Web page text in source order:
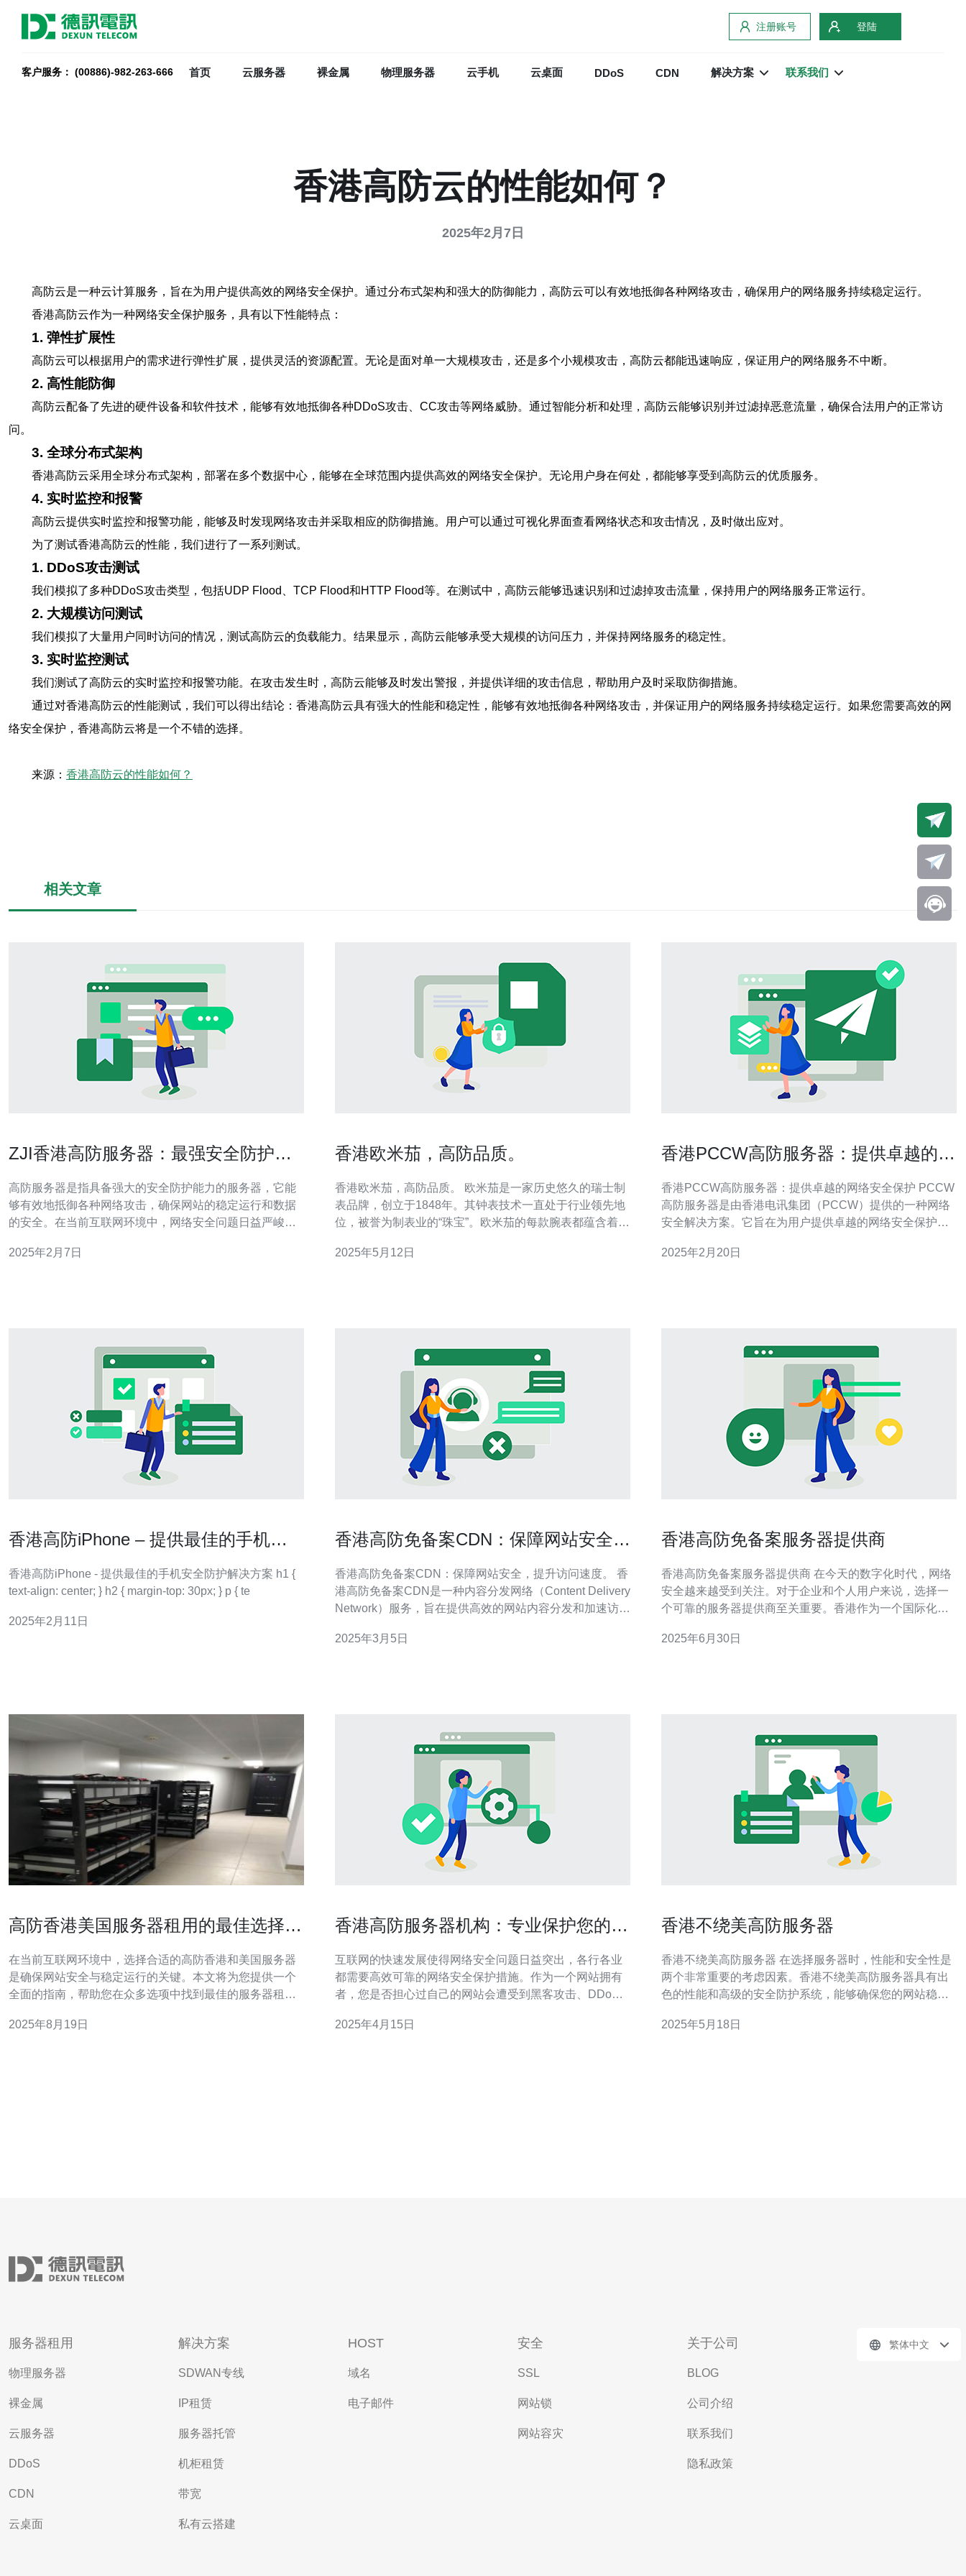
注册账号 登陆
客户服务： (00886)-982-263-666 首页 云服务器 裸金属 物理服务器 云手机 云桌面 DDoS CDN 解决方案 联系我们
香港高防云的性能如何？
2025年2月7日
高防云是一种云计算服务，旨在为用户提供高效的网络安全保护。通过分布式架构和强大的防御能力，高防云可以有效地抵御各种网络攻击，确保用户的网络服务持续稳定运行。
香港高防云作为一种网络安全保护服务，具有以下性能特点：
1. 弹性扩展性
高防云可以根据用户的需求进行弹性扩展，提供灵活的资源配置。无论是面对单一大规模攻击，还是多个小规模攻击，高防云都能迅速响应，保证用户的网络服务不中断。
2. 高性能防御
高防云配备了先进的硬件设备和软件技术，能够有效地抵御各种DDoS攻击、CC攻击等网络威胁。通过智能分析和处理，高防云能够识别并过滤掉恶意流量，确保合法用户的正常访
问。
3. 全球分布式架构
香港高防云采用全球分布式架构，部署在多个数据中心，能够在全球范围内提供高效的网络安全保护。无论用户身在何处，都能够享受到高防云的优质服务。
4. 实时监控和报警
高防云提供实时监控和报警功能，能够及时发现网络攻击并采取相应的防御措施。用户可以通过可视化界面查看网络状态和攻击情况，及时做出应对。
为了测试香港高防云的性能，我们进行了一系列测试。
1. DDoS攻击测试
我们模拟了多种DDoS攻击类型，包括UDP Flood、TCP Flood和HTTP Flood等。在测试中，高防云能够迅速识别和过滤掉攻击流量，保持用户的网络服务正常运行。
2. 大规模访问测试
我们模拟了大量用户同时访问的情况，测试高防云的负载能力。结果显示，高防云能够承受大规模的访问压力，并保持网络服务的稳定性。
3. 实时监控测试
我们测试了高防云的实时监控和报警功能。在攻击发生时，高防云能够及时发出警报，并提供详细的攻击信息，帮助用户及时采取防御措施。
通过对香港高防云的性能测试，我们可以得出结论：香港高防云具有强大的性能和稳定性，能够有效地抵御各种网络攻击，并保证用户的网络服务持续稳定运行。如果您需要高效的网
络安全保护，香港高防云将是一个不错的选择。
来源： 香港高防云的性能如何？
相关文章
ZJI香港高防服务器：最强安全防护解
高防服务器是指具备强大的安全防护能力的服务器，它能
够有效地抵御各种网络攻击，确保网站的稳定运行和数据
的安全。在当前互联网环境中，网络安全问题日益严峻，
高防服务器是一家领先的网络安全服务提供商，提供最强
2025年2月7日
香港欧米茄，高防品质。
香港欧米茄，高防品质。 欧米茄是一家历史悠久的瑞士制
表品牌，创立于1848年。其钟表技术一直处于行业领先地
位，被誉为制表业的“珠宝”。欧米茄的每款腕表都蕴含着精
欧米茄有多家专卖店，为消费者提供全系列的腕表产品。
2025年5月12日
香港PCCW高防服务器：提供卓越的网
香港PCCW高防服务器：提供卓越的网络安全保护 PCCW
高防服务器是由香港电讯集团（PCCW）提供的一种网络
安全解决方案。它旨在为用户提供卓越的网络安全保护，
技术和强大的硬件设备，确保用户的网络和数据得到最佳
2025年2月20日
香港高防iPhone – 提供最佳的手机安
香港高防iPhone - 提供最佳的手机安全防护解决方案 h1 {
text-align: center; } h2 { margin-top: 30px; } p { te
2025年2月11日
香港高防免备案CDN：保障网站安全，
香港高防免备案CDN：保障网站安全，提升访问速度。 香
港高防免备案CDN是一种内容分发网络（Content Delivery
Network）服务，旨在提供高效的网站内容分发和加速访问
缓存在离用户最近的节点上，从而减少页面加载时间、提
2025年3月5日
香港高防免备案服务器提供商
香港高防免备案服务器提供商 在今天的数字化时代，网络
安全越来越受到关注。对于企业和个人用户来说，选择一
个可靠的服务器提供商至关重要。香港作为一个国际化的
全稳定的服务。 高防服务器是指具有强大的防御能力，可
2025年6月30日
高防香港美国服务器租用的最佳选择指
在当前互联网环境中，选择合适的高防香港和美国服务器
是确保网站安全与稳定运行的关键。本文将为您提供一个
全面的指南，帮助您在众多选项中找到最佳的服务器租用
越的技术和优质的服务，能够满足您的各种需求。 了解高
2025年8月19日
香港高防服务器机构：专业保护您的网
互联网的快速发展使得网络安全问题日益突出，各行各业
都需要高效可靠的网络安全保护措施。作为一个网站拥有
者，您是否担心过自己的网站会遭受到黑客攻击、DDoS
器机构应运而生。 高防服务器是一种具备高强度防护能力
2025年4月15日
香港不绕美高防服务器
香港不绕美高防服务器 在选择服务器时，性能和安全性是
两个非常重要的考虑因素。香港不绕美高防服务器具有出
色的性能和高级的安全防护系统，能够确保您的网站稳定
市，拥有发达的信息技术产业和优质的网络基础设施，选
2025年5月18日
服务器租用
物理服务器
裸金属
云服务器
DDoS
CDN
云桌面
解决方案
SDWAN专线
IP租赁
服务器托管
机柜租赁
带宽
私有云搭建
HOST
域名
电子邮件
安全
SSL
网站锁
网站容灾
关于公司
BLOG
公司介绍
联系我们
隐私政策
繁体中文